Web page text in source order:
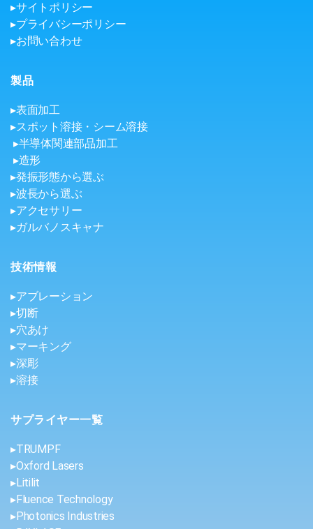
▸サイトポリシー
▸プライバシーポリシー
▸お問い合わせ
製品
▸表面加工
▸スポット溶接・シーム溶接
▸半導体関連部品加工
▸造形
▸発振形態から選ぶ
▸波長から選ぶ
▸アクセサリー
▸ガルバノスキャナ
技術情報
▸アブレーション
▸切断
▸穴あけ
▸マーキング
▸深彫
▸溶接
サプライヤー一覧
▸TRUMPF
▸Oxford Lasers
▸Litilit
▸Fluence Technology
▸Photonics Industries